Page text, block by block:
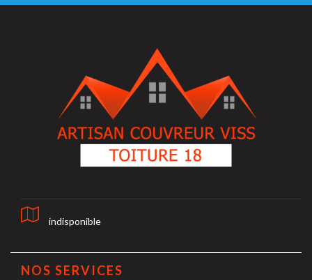
indisponible
NOS SERVICES